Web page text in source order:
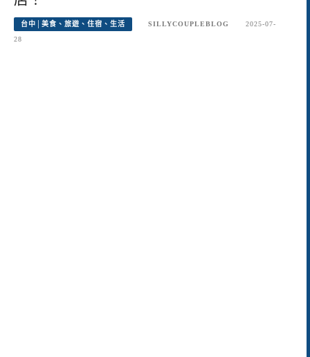
台中│美食、旅遊、住宿、生活 SILLYCOUPLEBLOG
2025-07-
28